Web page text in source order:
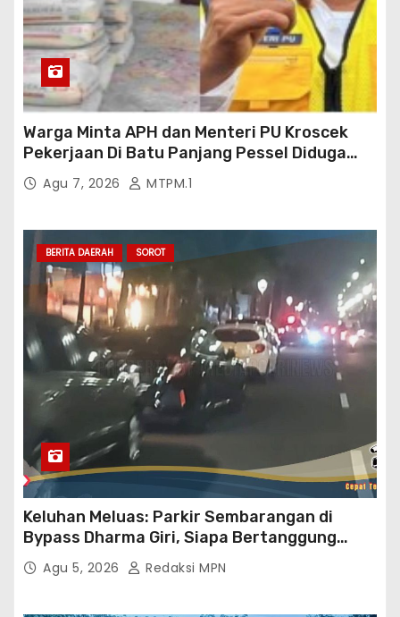
Warga Minta APH dan Menteri PU Kroscek
Pekerjaan Di Batu Panjang Pessel Diduga
Banyak Cacat Mutu Dan Kurang Volume
Satuan Pekerjaan Dan Bisa Bisanya
Padang
Agu 7, 2026 MTPM.1
BERITA DAERAH SOROT
Keluhan Meluas: Parkir Sembarangan di
Bypass Dharma Giri, Siapa Bertanggung
Jawab?
Agu 5, 2026 Redaksi MPN